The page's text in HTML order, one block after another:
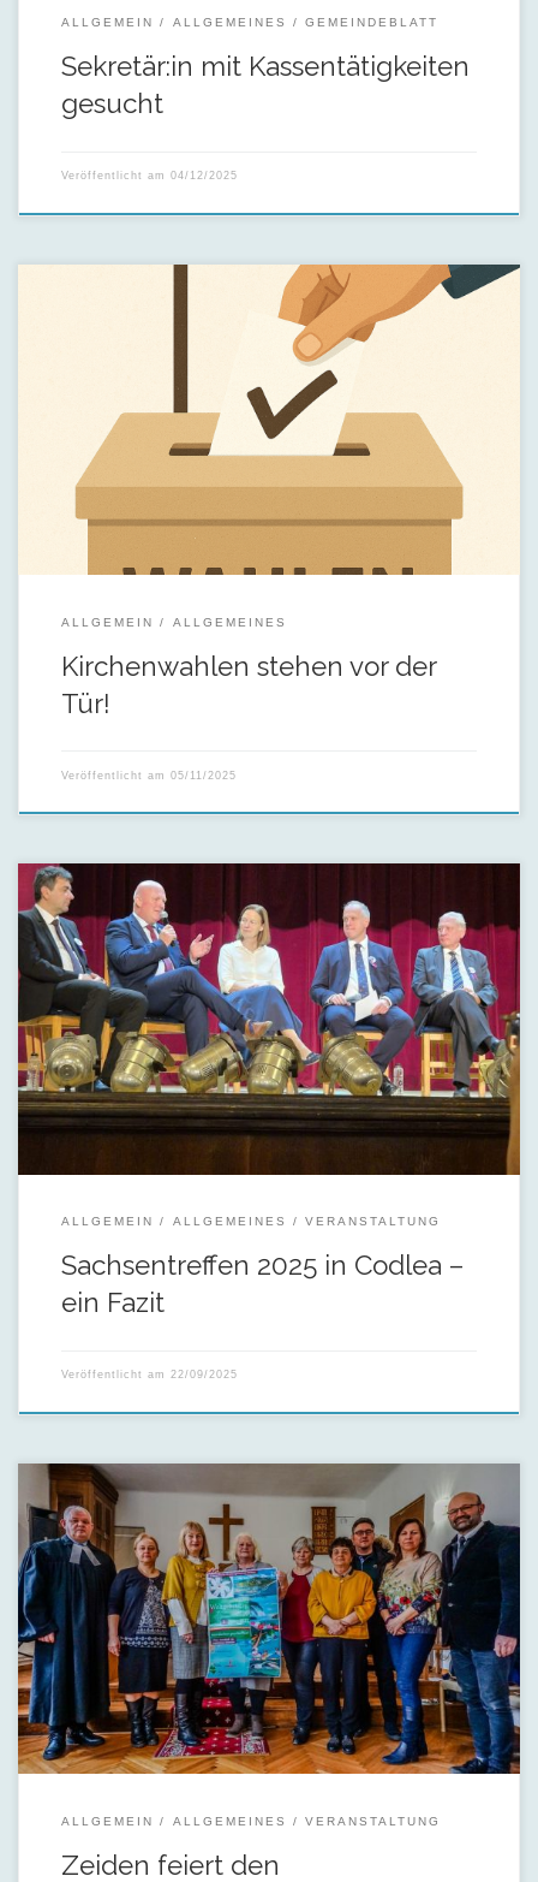
ALLGEMEIN ALLGEMEINES GEMEINDEBLATT
Sekretär:in mit Kassentätigkeiten
gesucht
Veröffentlicht am 04/12/2025
Am Sonntag, dem 9. November, werden die Abgeordneten
für die Gemeindevertretung und die
Bezirkskirchenversammlung gewählt. Wir erinnern daran,
dass alle volljährigen Gemeindeglieder wahlberechtigt sind,
die den Kirchenbeitrag für das vorherige Jahr entrichtet haben
und […]
ALLGEMEIN ALLGEMEINES
Kirchenwahlen stehen vor der
Tür!
Veröffentlicht am 05/11/2025
Am Wochenende vom 19. bis 20. September 2025 war unsere
Gemeinde Zeiden Gastgeber des 35. Siebenbürgisch-
Sächsischen Treffens, einer herzlichen Veranstaltung unter
dem Motto „Freiheit macht den Unterschied“. Die Feier brachte
Siebenbürger Sachsen aus dem Land […]
ALLGEMEIN ALLGEMEINES VERANSTALTUNG
Sachsentreffen 2025 in Codlea –
ein Fazit
Veröffentlicht am 22/09/2025
Letzten Sonntag versammelte sich unsere Gemeinschaft
zum Internationalen Weltgebetstag der Frauen, der in diesem
Jahr den Frauen der Cookinseln gewidmet ist, im Gebet. Das
für diese Feier gewählte Thema lautete „Durch den Glauben
gestärkt, […]
ALLGEMEIN ALLGEMEINES VERANSTALTUNG
Zeiden feiert den